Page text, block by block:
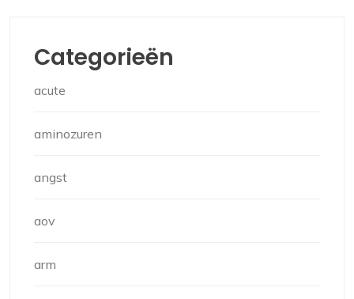
Categorieën
acute
aminozuren
angst
aov
arm